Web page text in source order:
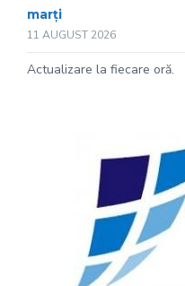
marți
11 AUGUST 2026
Actualizare la fiecare oră.